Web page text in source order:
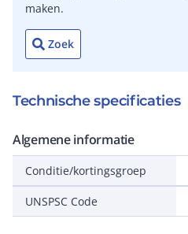
maken.
Zoek
Technische specificaties
Algemene informatie
Conditie/kortingsgroep
UNSPSC Code